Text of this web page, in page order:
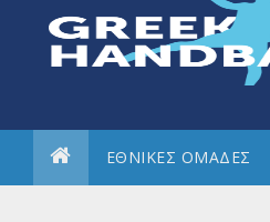
ΕΘΝΙΚΕΣ ΟΜΑΔΕΣ